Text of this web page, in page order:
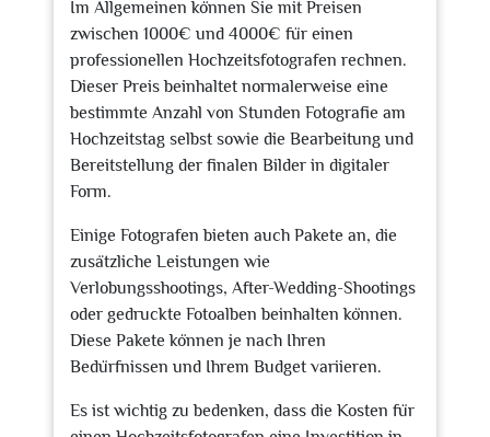
Im Allgemeinen können Sie mit Preisen
zwischen 1000€ und 4000€ für einen
professionellen Hochzeitsfotografen rechnen.
Dieser Preis beinhaltet normalerweise eine
bestimmte Anzahl von Stunden Fotografie am
Hochzeitstag selbst sowie die Bearbeitung und
Bereitstellung der finalen Bilder in digitaler
Form.
Einige Fotografen bieten auch Pakete an, die
zusätzliche Leistungen wie
Verlobungsshootings, After-Wedding-Shootings
oder gedruckte Fotoalben beinhalten können.
Diese Pakete können je nach Ihren
Bedürfnissen und Ihrem Budget variieren.
Es ist wichtig zu bedenken, dass die Kosten für